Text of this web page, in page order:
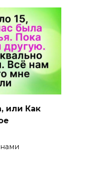
или Как